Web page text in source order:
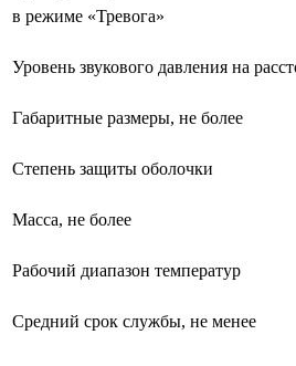
в режиме «Тревога»
Уровень звукового давления на
Габаритные размеры, не более
Степень защиты оболочки
Масса, не более
Рабочий диапазон температур
Средний срок службы, не менее